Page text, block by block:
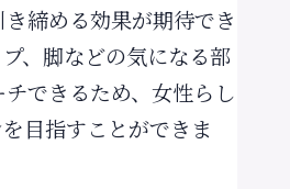
締める効果が期待でき
、脚などの気になる部
できるため、女性らし
目指すことができま